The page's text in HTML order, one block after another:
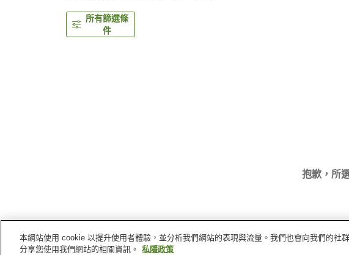
所有篩選條
件
抱歉，所
主頁 日本 長野縣 阿智村
本網站使用 cookie 以提升使用者體驗，並分析我們網站的表現與流量。我們也會向我們的社
分享您使用我們網站的相關資訊。 私隱政策